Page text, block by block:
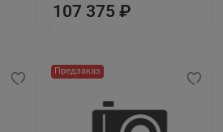
107 375 ₽
Предзаказ